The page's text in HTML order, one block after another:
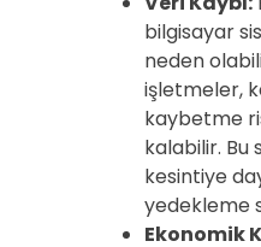
bilgisayar
neden
işletmeler,
kaybetme
kalabilir. Bu
kesintiye
yedekleme
Ekonomik